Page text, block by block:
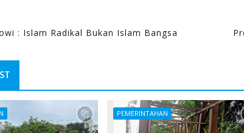
: Islam Radikal Bukan Islam Bangsa
PEMERINTAHAN